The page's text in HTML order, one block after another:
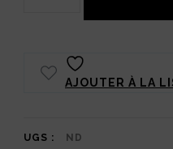
de
Maille
Branche
AJOUTER À LA
UGS : ND